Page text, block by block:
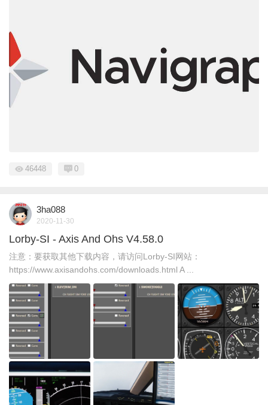
46448 0
3ha088
2020-11-30
Lorby-SI - Axis And Ohs V4.58.0
注意：要获取其他下载内容，请访问Lorby-SI网站：
https://www.axisandohs.com/downloads.html A ...